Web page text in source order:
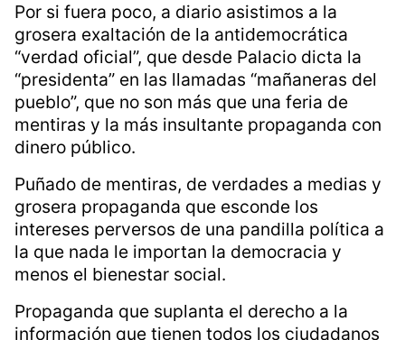
Por si fuera poco, a diario asistimos a la
grosera exaltación de la antidemocrática
“verdad oficial”, que desde Palacio dicta la
“presidenta” en las llamadas “mañaneras del
pueblo”, que no son más que una feria de
mentiras y la más insultante propaganda con
dinero público.
Puñado de mentiras, de verdades a medias y
grosera propaganda que esconde los
intereses perversos de una pandilla política a
la que nada le importan la democracia y
menos el bienestar social.
Propaganda que suplanta el derecho a la
información que tienen todos los ciudadanos